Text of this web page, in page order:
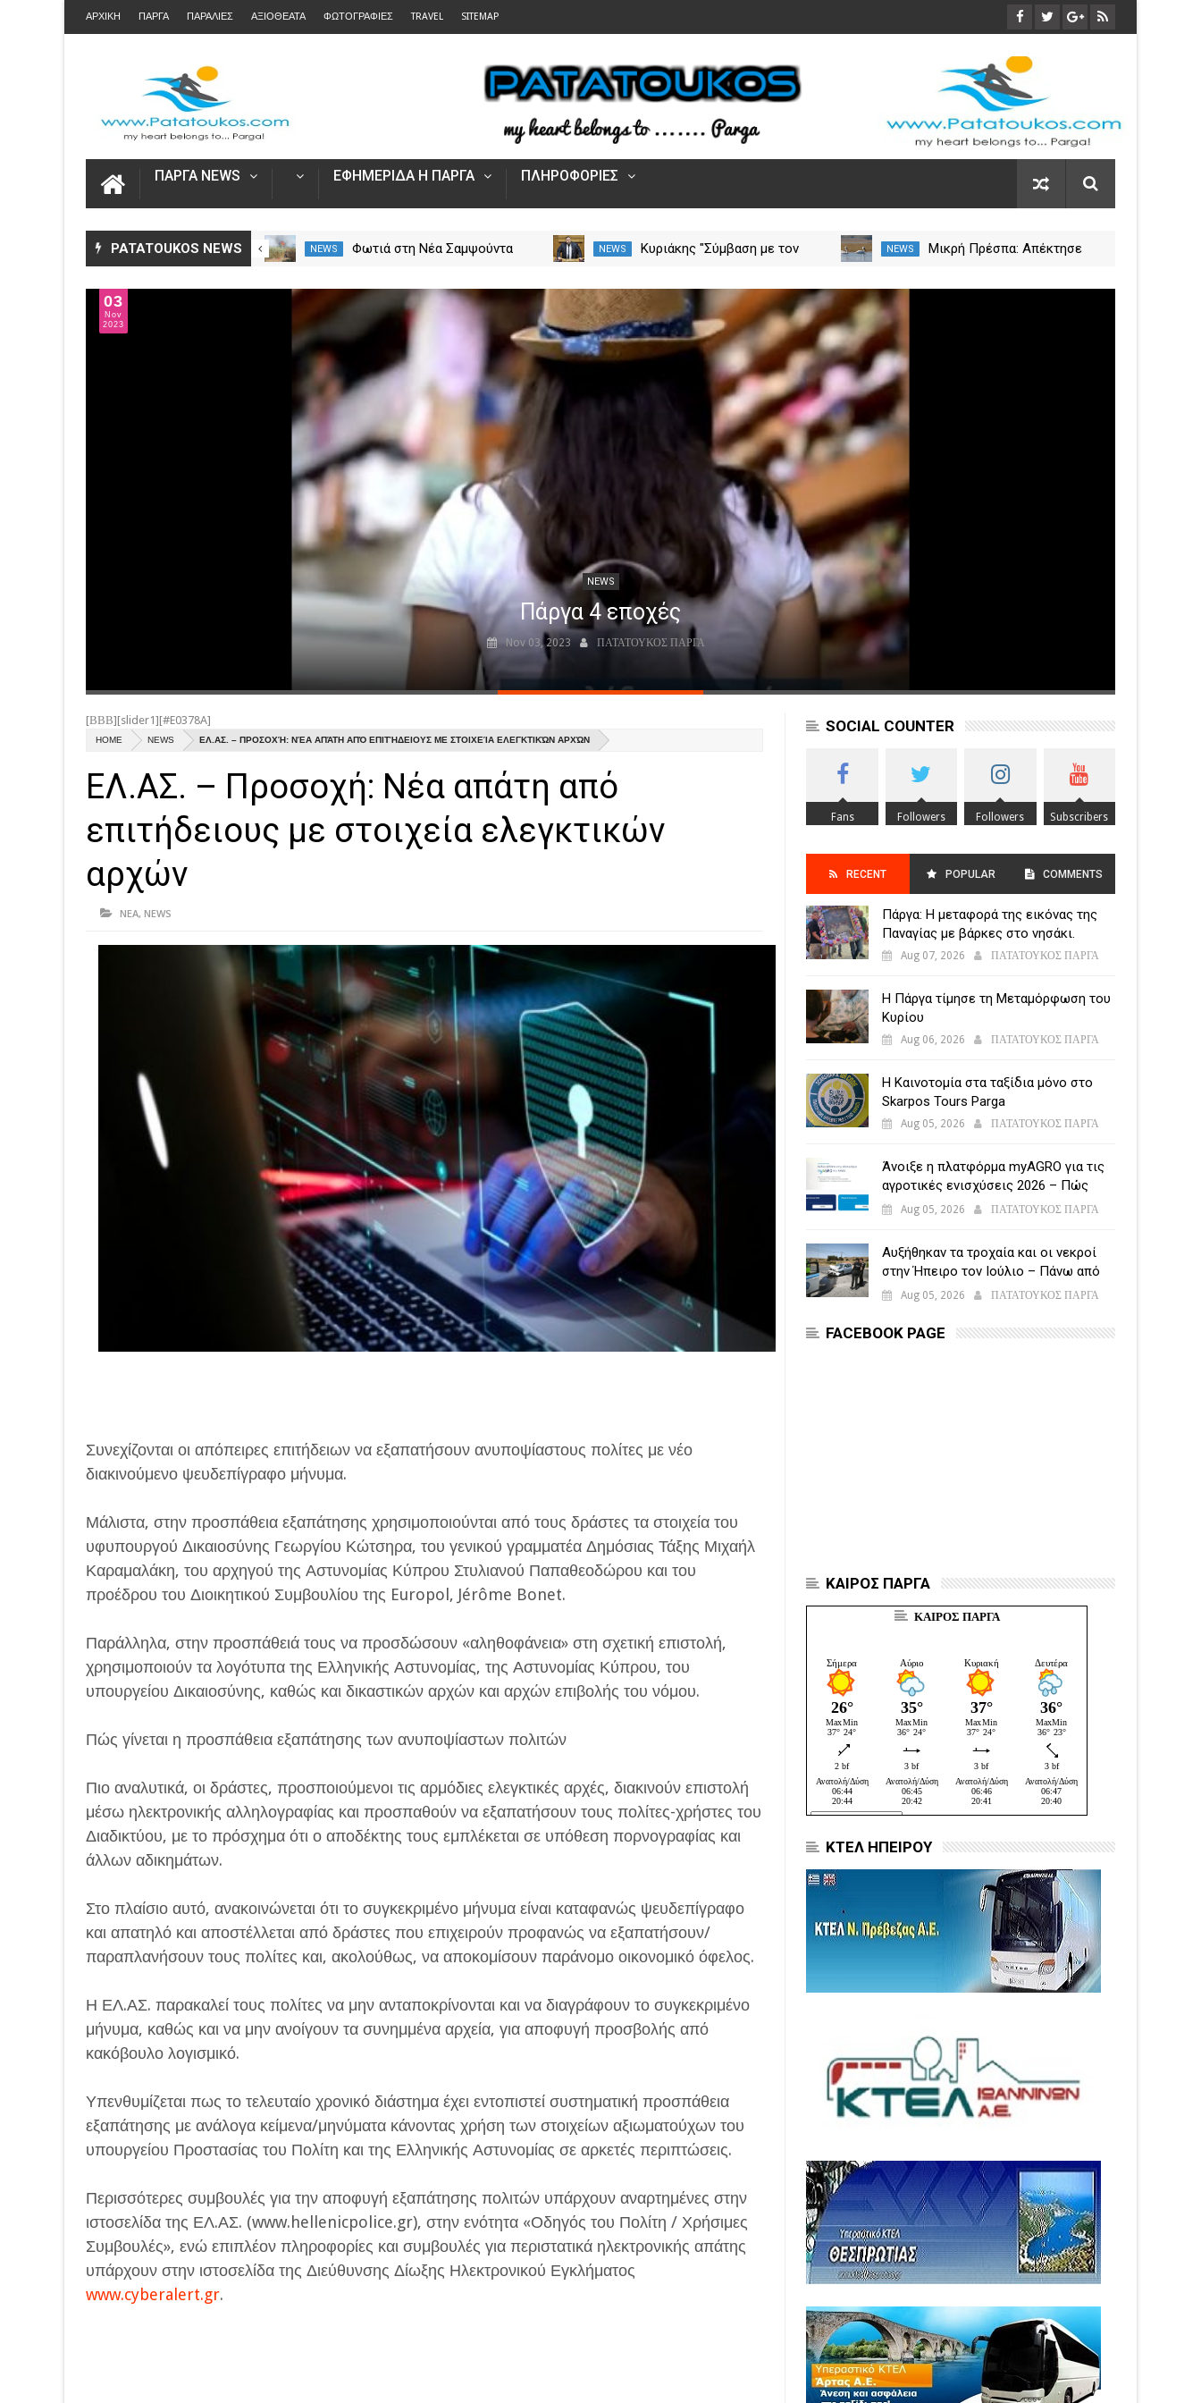
ΑΡΧΙΚΗ ΠΑΡΓΑ ΠΑΡΑΛΙΕΣ ΑΞΙΟΘΕΑΤΑ ΦΩΤΟΓΡΑΦΙΕΣ TRAVEL SITEMAP
ΠΑΡΓΑ NEWS ΕΦΗΜΕΡΙΔΑ Η ΠΑΡΓΑ ΠΛΗΡΟΦΟΡΙΕΣ
PATATOUKOS NEWS
Αυξήθηκαν τα τροχαία και οι
νεκροί στην Ήπειρο τον Ιούλιο
NEWS
Φωτιά στη Νέα Σαμψούντα
δυνάμεις
NEWS
Κυριάκης "Σύμβαση με τον
χρηματοδότηση της
λειτουργίας του"
NEWS
Μικρή Πρέσπα: Απέκτησε
NEWS
Parga - Πάργα - Парга (Αφήγηση)
Mar 29, 2024 ΠΑΤΑΤΟΥΚΟΣ ΠΑΡΓΑ
[ΒΒΒ][slider1][#E0378A]
HOME NEWS ΕΛ.ΑΣ. – ΠΡΟΣΟΧΉ: ΝΈΑ ΑΠΆΤΗ ΑΠΌ ΕΠΙΤΉΔΕΙΟΥΣ ΜΕ ΣΤΟΙΧΕΊΑ ΕΛΕΓΚΤΙΚΏΝ ΑΡΧΏΝ
ΕΛ.ΑΣ. – Προσοχή: Νέα απάτη από
επιτήδειους με στοιχεία ελεγκτικών
αρχών
ΝΕΑ, NEWS
Συνεχίζονται οι απόπειρες επιτήδειων να εξαπατήσουν ανυποψίαστους πολίτες με νέο
διακινούμενο ψευδεπίγραφο μήνυμα.
Μάλιστα, στην προσπάθεια εξαπάτησης χρησιμοποιούνται από τους δράστες τα στοιχεία του
υφυπουργού Δικαιοσύνης Γεωργίου Κώτσηρα, του γενικού γραμματέα Δημόσιας Τάξης Μιχαήλ
Καραμαλάκη, του αρχηγού της Αστυνομίας Κύπρου Στυλιανού Παπαθεοδώρου και του
προέδρου του Διοικητικού Συμβουλίου της Europol, Jérôme Bonet.
Παράλληλα, στην προσπάθειά τους να προσδώσουν «αληθοφάνεια» στη σχετική επιστολή,
χρησιμοποιούν τα λογότυπα της Ελληνικής Αστυνομίας, της Αστυνομίας Κύπρου, του
υπουργείου Δικαιοσύνης, καθώς και δικαστικών αρχών και αρχών επιβολής του νόμου.
Πώς γίνεται η προσπάθεια εξαπάτησης των ανυποψίαστων πολιτών
Πιο αναλυτικά, οι δράστες, προσποιούμενοι τις αρμόδιες ελεγκτικές αρχές, διακινούν επιστολή
μέσω ηλεκτρονικής αλληλογραφίας και προσπαθούν να εξαπατήσουν τους πολίτες-χρήστες του
Διαδικτύου, με το πρόσχημα ότι ο αποδέκτης τους εμπλέκεται σε υπόθεση πορνογραφίας και
άλλων αδικημάτων.
Στο πλαίσιο αυτό, ανακοινώνεται ότι το συγκεκριμένο μήνυμα είναι καταφανώς ψευδεπίγραφο
και απατηλό και αποστέλλεται από δράστες που επιχειρούν προφανώς να εξαπατήσουν/
παραπλανήσουν τους πολίτες και, ακολούθως, να αποκομίσουν παράνομο οικονομικό όφελος.
Η ΕΛ.ΑΣ. παρακαλεί τους πολίτες να μην ανταποκρίνονται και να διαγράφουν το συγκεκριμένο
μήνυμα, καθώς και να μην ανοίγουν τα συνημμένα αρχεία, για αποφυγή προσβολής από
κακόβουλο λογισμικό.
Υπενθυμίζεται πως το τελευταίο χρονικό διάστημα έχει εντοπιστεί συστηματική προσπάθεια
εξαπάτησης με ανάλογα κείμενα/μηνύματα κάνοντας χρήση των στοιχείων αξιωματούχων του
υπουργείου Προστασίας του Πολίτη και της Ελληνικής Αστυνομίας σε αρκετές περιπτώσεις.
Περισσότερες συμβουλές για την αποφυγή εξαπάτησης πολιτών υπάρχουν αναρτημένες στην
ιστοσελίδα της ΕΛ.ΑΣ. (www.hellenicpolice.gr), στην ενότητα «Οδηγός του Πολίτη / Χρήσιμες
Συμβουλές», ενώ επιπλέον πληροφορίες και συμβουλές για περιστατικά ηλεκτρονικής απάτης
υπάρχουν στην ιστοσελίδα της Διεύθυνσης Δίωξης Ηλεκτρονικού Εγκλήματος
www.cyberalert.gr.
SOCIAL COUNTER
Fans Followers Followers Subscribers
RECENT POPULAR
POSTS
COMMENTS
Πάργα: Η μεταφορά της εικόνας της
Παναγίας με βάρκες στο νησάκι.
Aug 07, 2026 ΠΑΤΑΤΟΥΚΟΣ ΠΑΡΓΑ
Η Πάργα τίμησε τη Μεταμόρφωση του
Κυρίου
Aug 06, 2026 ΠΑΤΑΤΟΥΚΟΣ ΠΑΡΓΑ
Η Καινοτομία στα ταξίδια μόνο στο
Skarpos Tours Parga
Aug 05, 2026 ΠΑΤΑΤΟΥΚΟΣ ΠΑΡΓΑ
Άνοιξε η πλατφόρμα myAGRO για τις
αγροτικές ενισχύσεις 2026 – Πώς
υποβάλλεται η Ενιαία Αίτηση
Aug 05, 2026 ΠΑΤΑΤΟΥΚΟΣ ΠΑΡΓΑ
Αυξήθηκαν τα τροχαία και οι νεκροί
στην Ήπειρο τον Ιούλιο – Πάνω από
5.500 παραβάσεις
Aug 05, 2026 ΠΑΤΑΤΟΥΚΟΣ ΠΑΡΓΑ
FACEBOOK PAGE
ΚΑΙΡΟΣ ΠΑΡΓΑ
ΚΑΙΡΟΣ ΠΑΡΓΑ
ΚΤΕΛ ΗΠΕΙΡΟΥ